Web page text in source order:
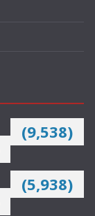
(9,538)
(5,938)